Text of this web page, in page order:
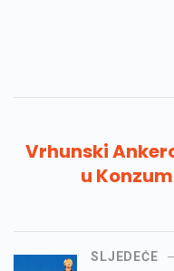
Vrhunski
u
SLJEDEĆE